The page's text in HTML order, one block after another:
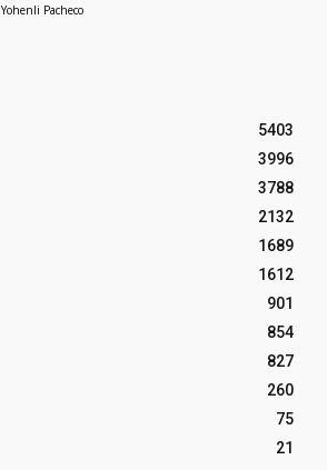
Yohenli Pacheco
5403
3996
3788
2132
1689
1612
901
854
827
260
75
21